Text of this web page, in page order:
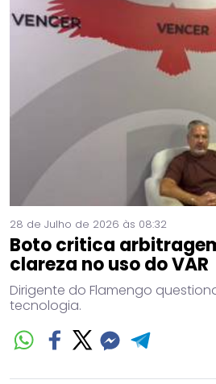
28 de Julho de 2026 às 08:32
Boto critica
clareza no uso do VAR
Dirigente do Flamengo
tecnologia.